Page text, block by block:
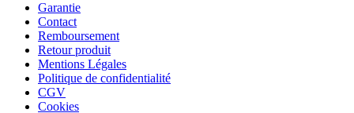
Garantie
Contact
Remboursement
Retour produit
Mentions Légales
Politique de confidentialité
CGV
Cookies